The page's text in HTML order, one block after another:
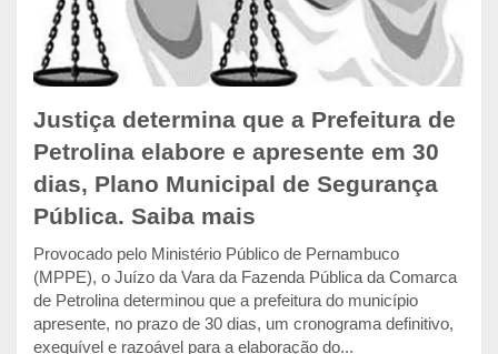
Justiça determina que a Prefeitura de
Petrolina elabore e apresente em 30
dias, Plano Municipal de Segurança
Pública. Saiba mais
Provocado pelo Ministério Público de Pernambuco
(MPPE), o Juízo da Vara da Fazenda Pública da Comarca
de Petrolina determinou que a prefeitura do município
apresente, no prazo de 30 dias, um cronograma definitivo,
exequível e razoável para a elaboração do...